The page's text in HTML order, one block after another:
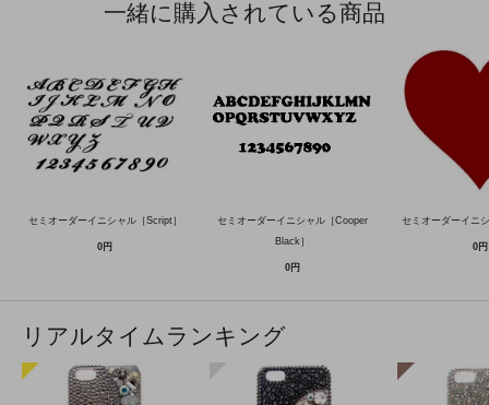
一緒に購入されている商品
セミオーダーイニシャル［Script］
0円
セミオーダーイニシャル［Cooper
Black］
0円
セミオーダーイニ
0円
リアルタイムランキング